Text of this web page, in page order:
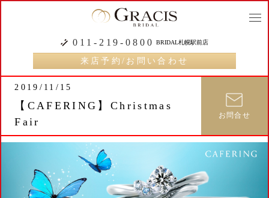
011-219-0800 BRIDAL札幌駅前店
来店予約/お問い合わせ
2019/11/15
【CAFERING】Christmas
Fair
お問合せ